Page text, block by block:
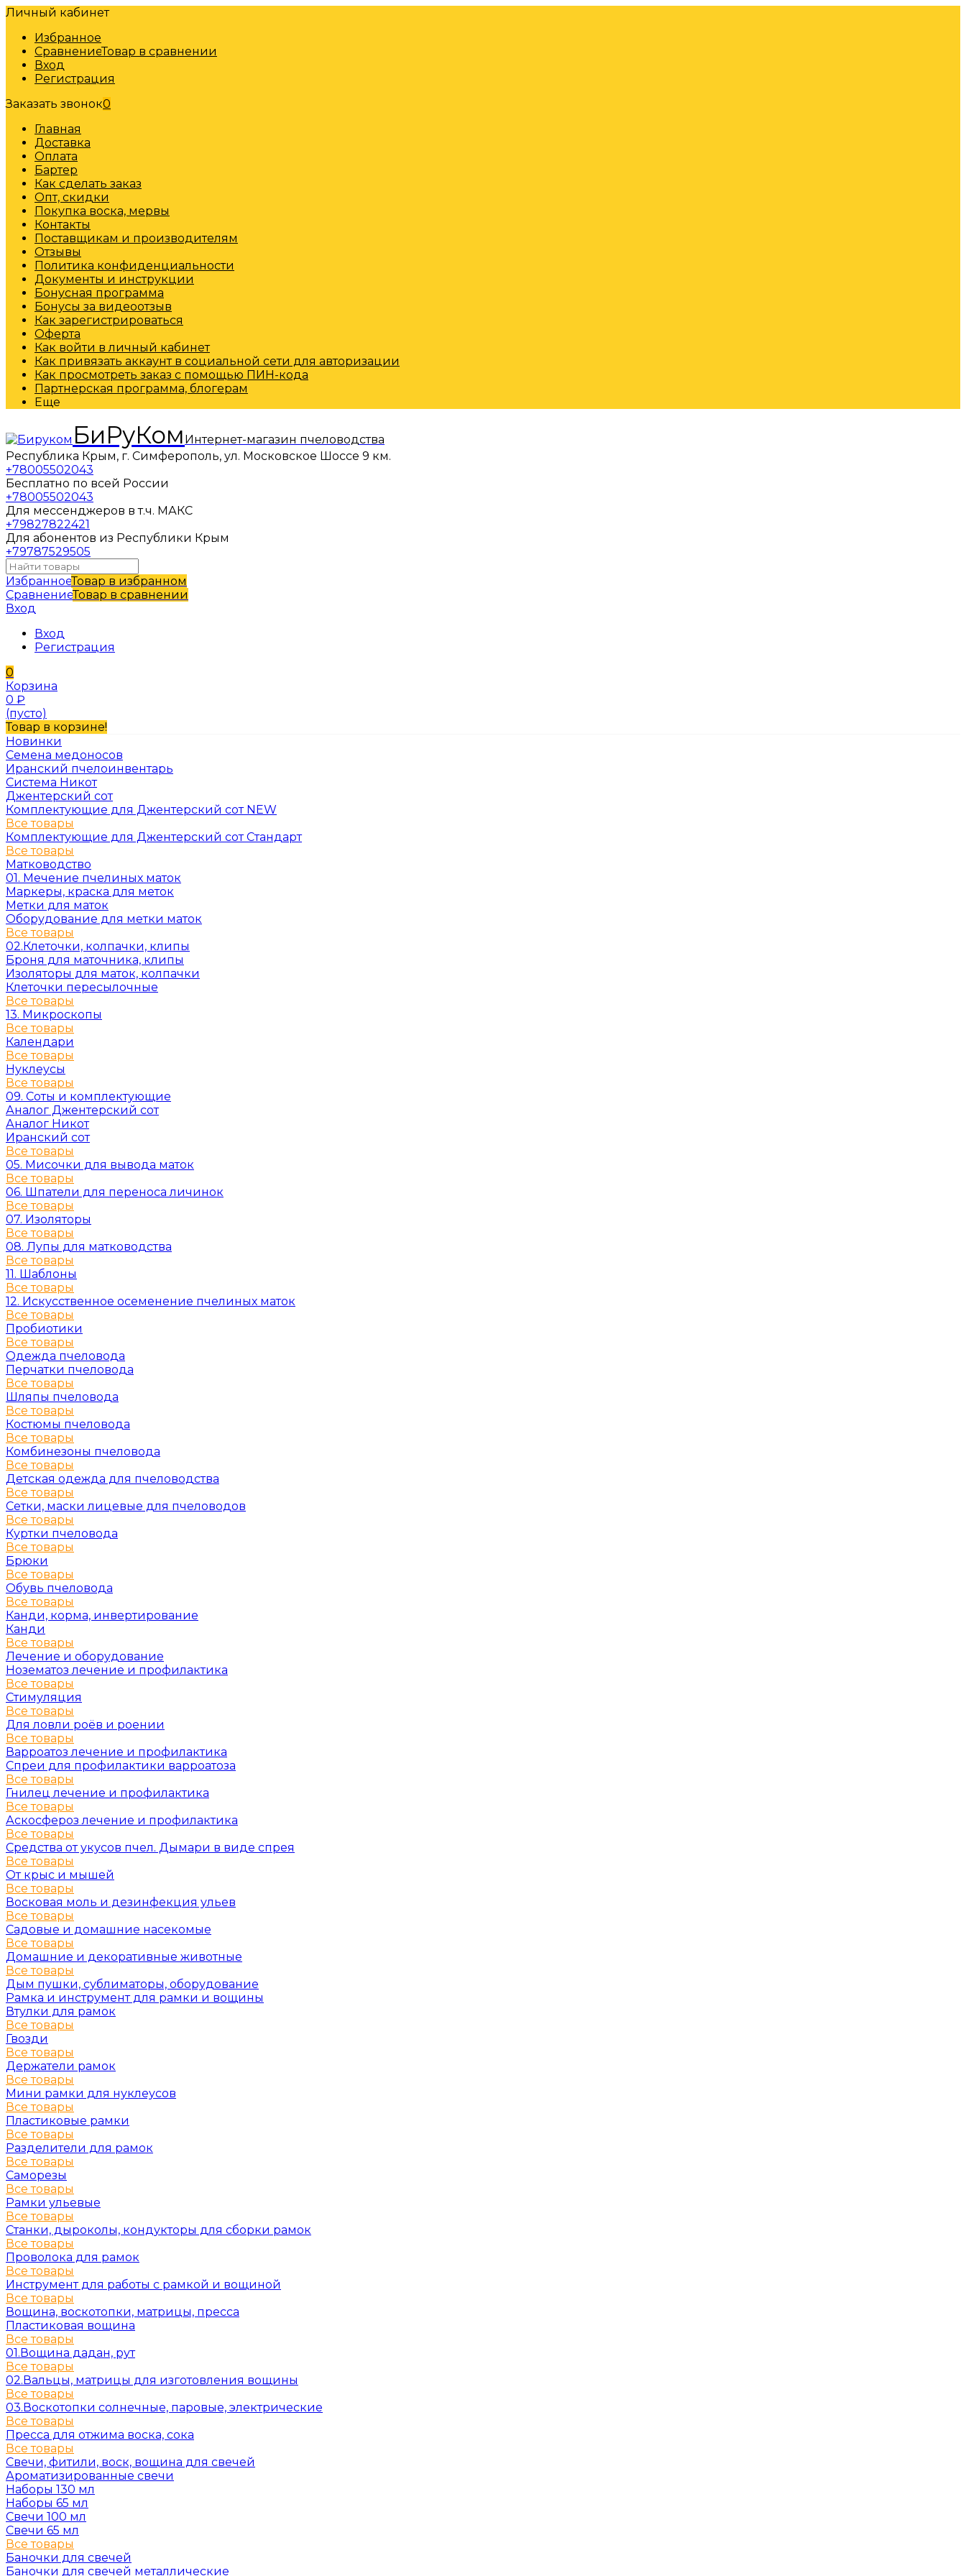
Личный кабинет
Избранное
СравнениеТовар в сравнении
Вход
Регистрация
Заказать звонок0
Главная
Доставка
Оплата
Бартер
Как сделать заказ
Опт, скидки
Покупка воска, мервы
Контакты
Поставщикам и производителям
Отзывы
Политика конфиденциальности
Документы и инструкции
Бонусная программа
Бонусы за видеоотзыв
Как зарегистрироваться
Оферта
Как войти в личный кабинет
Как привязать аккаунт в социальной сети для авторизации
Как просмотреть заказ с помощью ПИН-кода
Партнерская программа, блогерам
Еще
БиРуКом Интернет-магазин пчеловодства
Республика Крым, г. Симферополь, ул. Московское Шоссе 9 км.
+78005502043
Бесплатно по всей России
+78005502043
Для мессенджеров в т.ч. МАКС
+79827822421
Для абонентов из Республики Крым
+79787529505
ИзбранноеТовар в избранном
СравнениеТовар в сравнении
Вход
Вход
Регистрация
0
Корзина
0 ₽
(пусто)
Товар в корзине!
Новинки
Семена медоносов
Иранский пчелоинвентарь
Система Никот
Джентерский сот
Комплектующие для Джентерский сот NEW
Все товары
Комплектующие для Джентерский сот Стандарт
Все товары
Матководство
01. Мечение пчелиных маток
Маркеры, краска для меток
Метки для маток
Оборудование для метки маток
Все товары
02.Клеточки, колпачки, клипы
Броня для маточника, клипы
Изоляторы для маток, колпачки
Клеточки пересылочные
Все товары
13. Микроскопы
Все товары
Календари
Все товары
Нуклеусы
Все товары
09. Соты и комплектующие
Аналог Джентерский сот
Аналог Никот
Иранский сот
Все товары
05. Мисочки для вывода маток
Все товары
06. Шпатели для переноса личинок
Все товары
07. Изоляторы
Все товары
08. Лупы для матководства
Все товары
11. Шаблоны
Все товары
12. Искусственное осеменение пчелиных маток
Все товары
Пробиотики
Все товары
Одежда пчеловода
Перчатки пчеловода
Все товары
Шляпы пчеловода
Все товары
Костюмы пчеловода
Все товары
Комбинезоны пчеловода
Все товары
Детская одежда для пчеловодства
Все товары
Сетки, маски лицевые для пчеловодов
Все товары
Куртки пчеловода
Все товары
Брюки
Все товары
Обувь пчеловода
Все товары
Канди, корма, инвертирование
Канди
Все товары
Лечение и оборудование
Нозематоз лечение и профилактика
Все товары
Стимуляция
Все товары
Для ловли роёв и роении
Все товары
Варроатоз лечение и профилактика
Спреи для профилактики варроатоза
Все товары
Гнилец лечение и профилактика
Все товары
Аскосфероз лечение и профилактика
Все товары
Средства от укусов пчел. Дымари в виде спрея
Все товары
От крыс и мышей
Все товары
Восковая моль и дезинфекция ульев
Все товары
Садовые и домашние насекомые
Все товары
Домашние и декоративные животные
Все товары
Дым пушки, сублиматоры, оборудование
Рамка и инструмент для рамки и вощины
Втулки для рамок
Все товары
Гвозди
Все товары
Держатели рамок
Все товары
Мини рамки для нуклеусов
Все товары
Пластиковые рамки
Все товары
Разделители для рамок
Все товары
Саморезы
Все товары
Рамки ульевые
Все товары
Станки, дыроколы, кондукторы для сборки рамок
Все товары
Проволока для рамок
Все товары
Инструмент для работы с рамкой и вощиной
Все товары
Вощина, воскотопки, матрицы, пресса
Пластиковая вощина
Все товары
01.Вощина дадан, рут
Все товары
02.Вальцы, матрицы для изготовления вощины
Все товары
03.Воскотопки солнечные, паровые, электрические
Все товары
Пресса для отжима воска, сока
Все товары
Свечи, фитили, воск, вощина для свечей
Ароматизированные свечи
Наборы 130 мл
Наборы 65 мл
Свечи 100 мл
Свечи 65 мл
Все товары
Баночки для свечей
Баночки для свечей металлические